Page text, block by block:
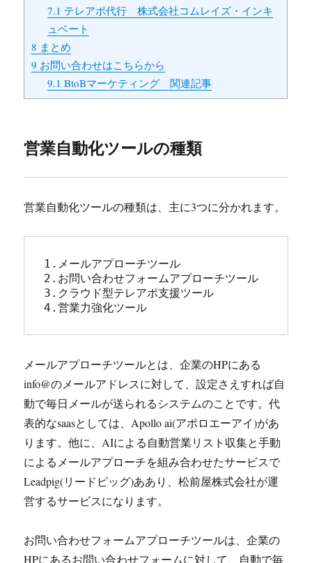
7.1 テレアポ代行 株式会社コムレイズ・インキ
ュベート
8 まとめ
9 お問い合わせはこちらから
9.1 BtoBマーケティング 関連記事
営業自動化ツールの種類
営業自動化ツールの種類は、主に3つに分かれます。
1.メールアプローチツール
2.お問い合わせフォームアプローチツール
3.クラウド型テレアポ支援ツール
4.営業力強化ツール
メールアプローチツールとは、企業のHPにある
info@のメールアドレスに対して、設定さえすれば自
動で毎日メールが送られるシステムのことです。代
表的なsaasとしては、Apollo ai(アポロエーアイ)があ
ります。他に、AIによる自動営業リスト収集と手動
によるメールアプローチを組み合わせたサービスで
Leadpig(リードピッグ)ああり、松前屋株式会社が運
営するサービスになります。
お問い合わせフォームアプローチツールは、企業の
HPにあるお問い合わせフォームに対して、自動で毎